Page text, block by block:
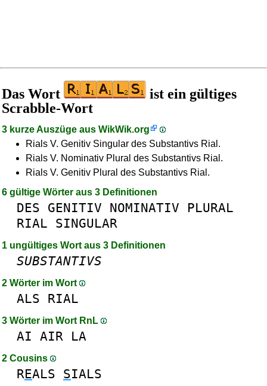
Das Wort
ist ein gültiges
Scrabble-Wort
3 kurze Auszüge aus WikWik.org
Rials V. Genitiv Singular des Substantivs Rial.
Rials V. Nominativ Plural des Substantivs Rial.
Rials V. Genitiv Plural des Substantivs Rial.
6 gültige Wörter aus 3 Definitionen
DES GENITIV NOMINATIV
PLURAL
RIAL SINGULAR
1 ungültiges Wort aus 3 Definitionen
SUBSTANTIVS
2 Wörter im Wort
ALS RIAL
3 Wörter im Wort RnL
AI AIR LA
2 Cousins
REALS SIALS